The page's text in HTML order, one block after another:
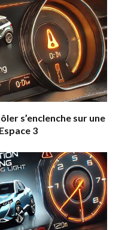
s’enclenche sur une
3